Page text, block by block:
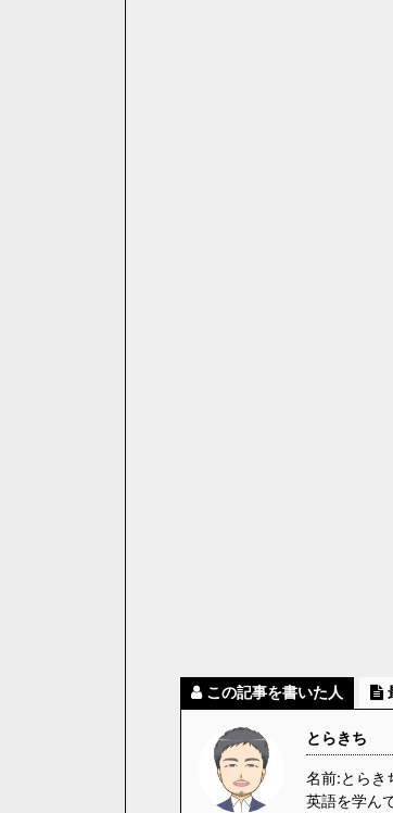
この記事を書いた人
とらきち
名前:とらき
英語を学ん